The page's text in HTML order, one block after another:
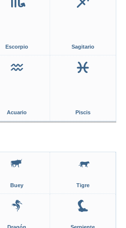
Escorpio Sagitario
Acuario Piscis
Buey Tigre